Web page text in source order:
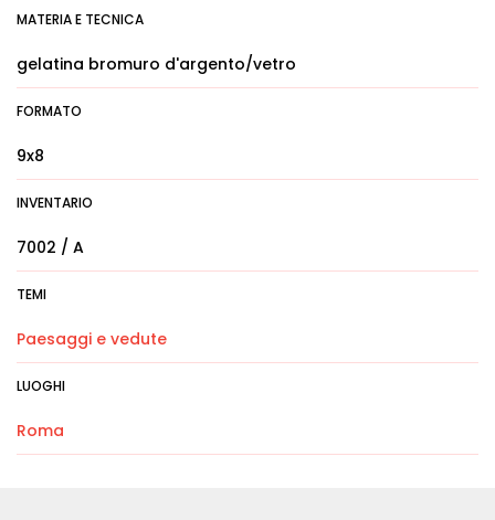
MATERIA E TECNICA
gelatina bromuro d'argento/vetro
FORMATO
9x8
INVENTARIO
7002 / A
TEMI
Paesaggi e vedute
LUOGHI
Roma